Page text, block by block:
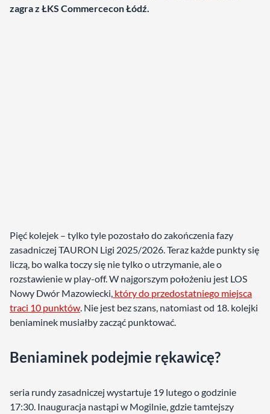
zagra z ŁKS Commercecon Łódź.
Pięć kolejek – tylko tyle pozostało do zakończenia fazy
zasadniczej TAURON Ligi 2025/2026. Teraz każde punkty się
liczą, bo walka toczy się nie tylko o utrzymanie, ale o
rozstawienie w play-off. W najgorszym położeniu jest LOS
Nowy Dwór Mazowiecki, który do przedostatniego miejsca
traci 10 punktów. Nie jest bez szans, natomiast od 18. kolejki
beniaminek musiałby zacząć punktować.
Beniaminek podejmie rękawicę?
seria rundy zasadniczej wystartuje 19 lutego o godzinie
17:30. Inauguracja nastąpi w Mogilnie, gdzie tamtejszy